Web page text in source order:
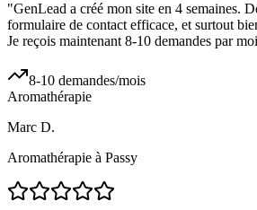
"GenLead a créé mon site en 4 semaines.
formulaire de contact efficace, et surtout
Je reçois maintenant 8-10 demandes par
8-10 demandes/mois
Aromathérapie
Marc D.
Aromathérapie à Passy